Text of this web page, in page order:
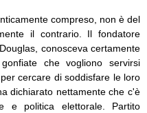
compreso, non è del
il contrario. Il fondatore
conosceva certamente
che vogliono servirsi
cercare di soddisfare le loro
dichiarato nettamente che c'è
e politica elettorale. Partito